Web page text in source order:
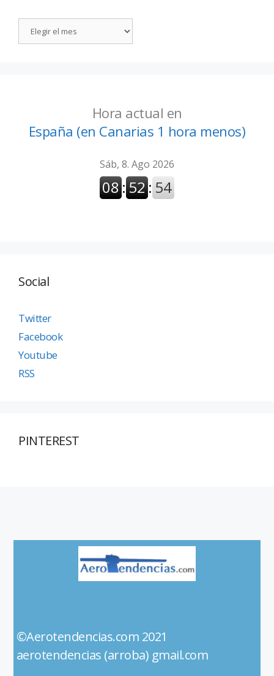
Hora actual en
España (en Canarias 1 hora menos)
Social
Twitter
Facebook
Youtube
RSS
PINTEREST
©Aerotendencias.com 2021
aerotendencias (arroba) gmail.com